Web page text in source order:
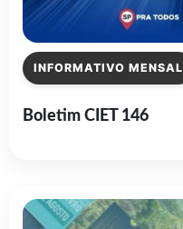
INFORMATIVO MENSAL
Boletim CIET 146